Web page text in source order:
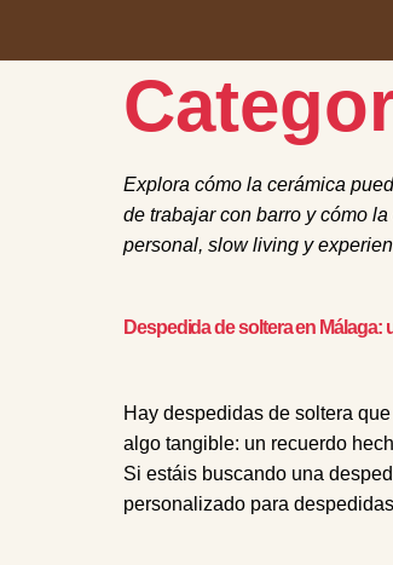
Explora cómo la cerámica
de trabajar con barro y cómo
personal, slow living y
Despedida de soltera en
Hay despedidas de soltera
algo tangible: un recuerdo
Si estáis buscando una
personalizado para